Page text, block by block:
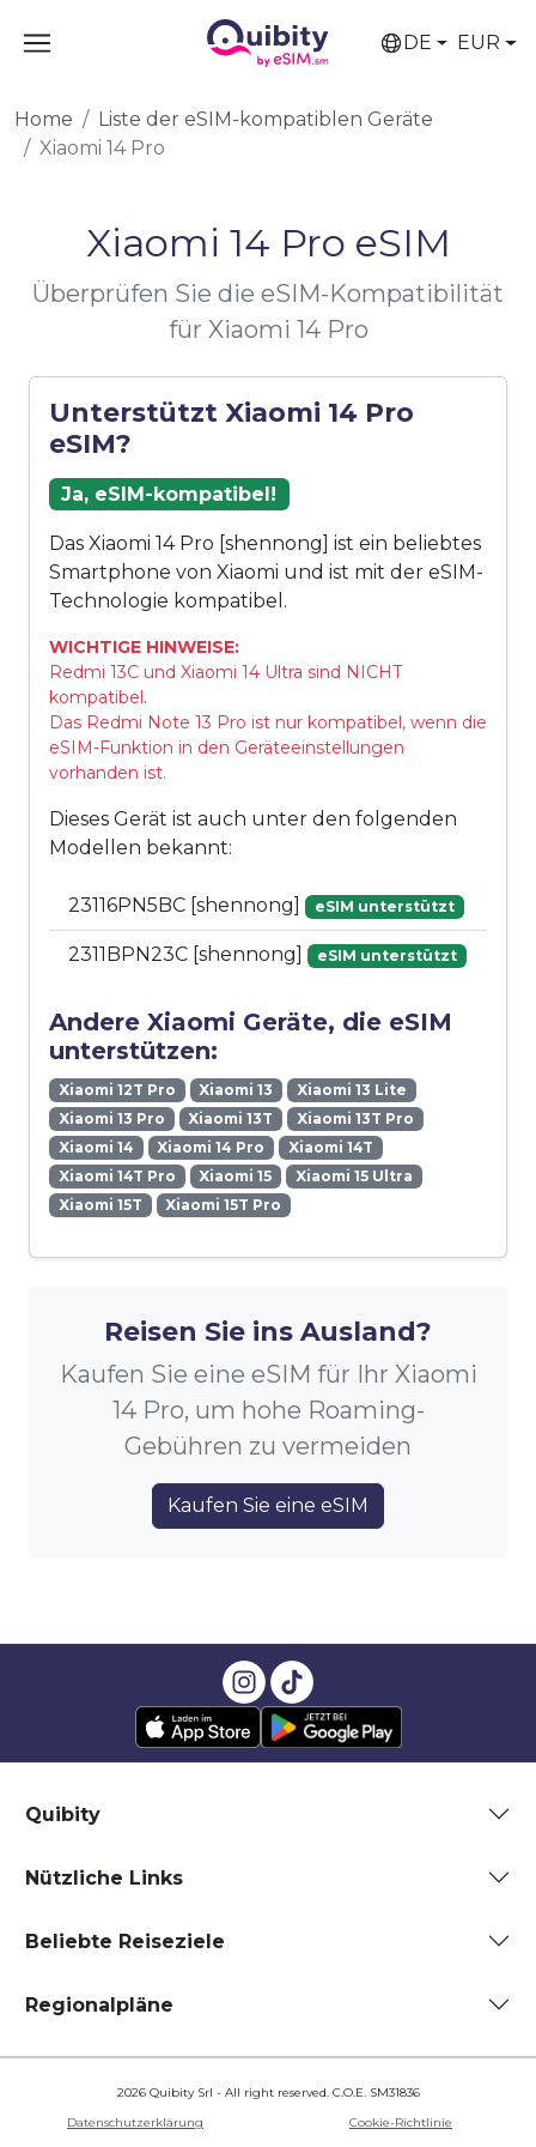
DE EUR
Home
Liste der eSIM-kompatiblen Geräte
Xiaomi 14 Pro
Xiaomi 14 Pro eSIM
Überprüfen Sie die eSIM-Kompatibilität
für Xiaomi 14 Pro
Unterstützt Xiaomi 14 Pro
eSIM?
Ja, eSIM-kompatibel!
Das Xiaomi 14 Pro [shennong] ist ein beliebtes
Smartphone von Xiaomi und ist mit der eSIM-
Technologie kompatibel.
WICHTIGE HINWEISE:
Redmi 13C und Xiaomi 14 Ultra sind NICHT
kompatibel.
Das Redmi Note 13 Pro ist nur kompatibel, wenn die
eSIM-Funktion in den Geräteeinstellungen
vorhanden ist.
Dieses Gerät ist auch unter den folgenden
Modellen bekannt:
23116PN5BC [shennong] eSIM unterstützt
2311BPN23C [shennong] eSIM unterstützt
Andere Xiaomi Geräte, die eSIM
unterstützen:
Xiaomi 12T Pro Xiaomi 13
Xiaomi 13 Lite
Xiaomi 13 Pro
Xiaomi 13T
Xiaomi 13T Pro
Xiaomi 14
Xiaomi 14 Pro
Xiaomi 14T
Xiaomi 14T Pro
Xiaomi 15
Xiaomi 15 Ultra
Xiaomi 15T
Xiaomi 15T Pro
Reisen Sie ins Ausland?
Kaufen Sie eine eSIM für Ihr Xiaomi
14 Pro, um hohe Roaming-
Gebühren zu vermeiden
Kaufen Sie eine eSIM
Quibity
Nützliche Links
Beliebte Reiseziele
Regionalpläne
2026 Quibity Srl - All right reserved. C.O.E. SM31836
Datenschutzerklärung
Cookie-Richtlinie